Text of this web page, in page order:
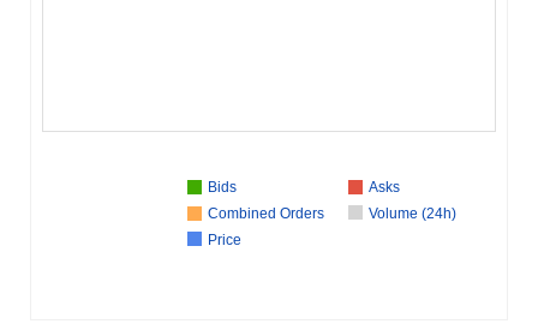
Bids
Asks
Combined Orders
Volume (24h)
Price